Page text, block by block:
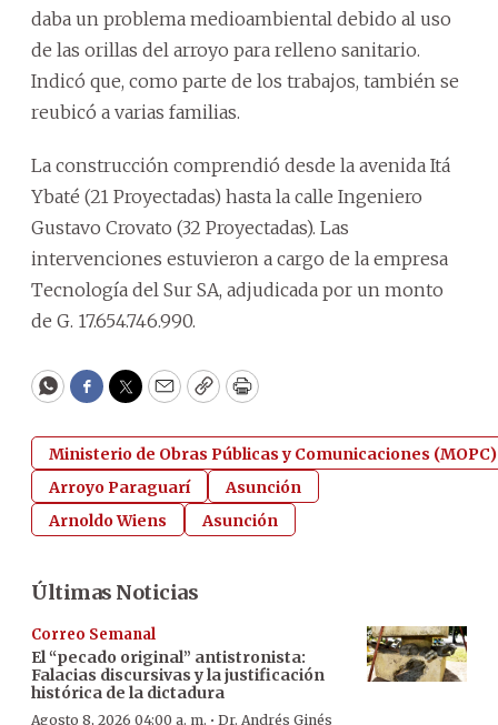
daba un problema medioambiental debido al uso
de las orillas del arroyo para relleno sanitario.
Indicó que, como parte de los trabajos, también se
reubicó a varias familias.
La construcción comprendió desde la avenida Itá
Ybaté (21 Proyectadas) hasta la calle Ingeniero
Gustavo Crovato (32 Proyectadas). Las
intervenciones estuvieron a cargo de la empresa
Tecnología del Sur SA, adjudicada por un monto
de G. 17.654.746.990.
WhatsApp
Facebook
Twitter
EmailCopyPrint
Ministerio de Obras Públicas y Comunicaciones (MOPC)
Arroyo Paraguarí
Asunción
Arnoldo Wiens
Asunción
Últimas Noticias
Correo Semanal
El “pecado original” antistronista:
Falacias discursivas y la justificación
histórica de la dictadura
Agosto 8, 2026 04:00 a. m. Dr. Andrés Ginés